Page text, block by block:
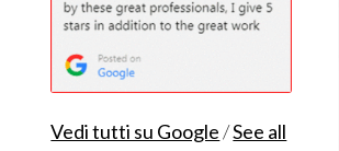
Vedi tutti su Google/See all